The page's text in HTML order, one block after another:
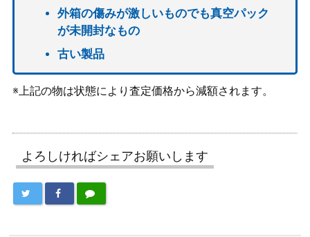
外箱の傷みが激しいものでも真空パック
が未開封なもの
古い製品
※上記の物は状態により査定価格から減額されます。
よろしければシェアお願いします